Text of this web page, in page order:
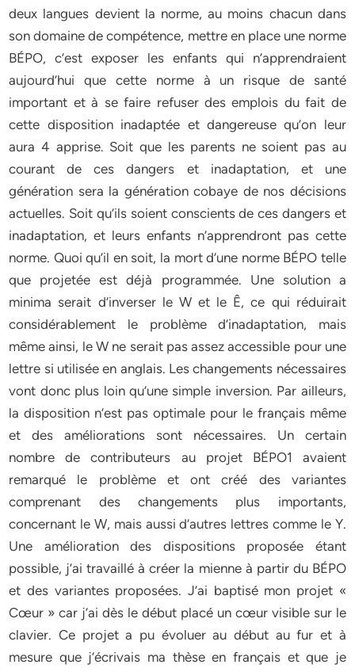
deux langues devient la norme, au moins chacun dans
son domaine de compétence, mettre en place une norme
BÉPO, c’est exposer les enfants qui n’apprendraient
aujourd’hui que cette norme à un risque de santé
important et à se faire refuser des emplois du fait de
cette disposition inadaptée et dangereuse qu’on leur
aura 4 apprise. Soit que les parents ne soient pas au
courant de ces dangers et inadaptation, et une
génération sera la génération cobaye de nos décisions
actuelles. Soit qu’ils soient conscients de ces dangers et
inadaptation, et leurs enfants n’apprendront pas cette
norme. Quoi qu’il en soit, la mort d’une norme BÉPO telle
que projetée est déjà programmée. Une solution a
minima serait d’inverser le W et le Ê, ce qui réduirait
considérablement le problème d’inadaptation, mais
même ainsi, le W ne serait pas assez accessible pour une
lettre si utilisée en anglais. Les changements nécessaires
vont donc plus loin qu’une simple inversion. Par ailleurs,
la disposition n’est pas optimale pour le français même
et des améliorations sont nécessaires. Un certain
nombre de contributeurs au projet BÉPO1 avaient
remarqué le problème et ont créé des variantes
comprenant des changements plus importants,
concernant le W, mais aussi d’autres lettres comme le Y.
Une amélioration des dispositions proposée étant
possible, j’ai travaillé à créer la mienne à partir du BÉPO
et des variantes proposées. J’ai baptisé mon projet «
Cœur » car j’ai dès le début placé un cœur visible sur le
clavier. Ce projet a pu évoluer au début au fur et à
mesure que j’écrivais ma thèse en français et que je